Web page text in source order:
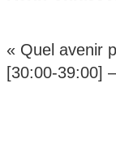
« Quel avenir
[30:00-39:00] –